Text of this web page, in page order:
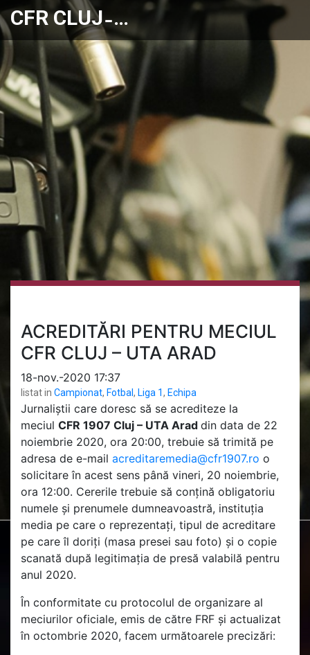
CFR CLUJ ̵ …
ACREDITĂRI PENTRU MECIUL
CFR CLUJ – UTA ARAD
18-nov.-2020 17:37
listat in Campionat, Fotbal , Liga 1, Echipa
Jurnaliștii care doresc să se acrediteze la
meciul CFR 1907 Cluj – UTA Arad din data de 22
noiembrie 2020, ora 20:00, trebuie să trimită pe
adresa de e-mail acreditaremedia@cfr1907.ro o
solicitare în acest sens până vineri, 20 noiembrie,
ora 12:00. Cererile trebuie să conțină obligatoriu
numele și prenumele dumneavoastră, instituția
media pe care o reprezentați, tipul de acreditare
pe care îl doriți (masa presei sau foto) și o copie
scanată după legitimația de presă valabilă pentru
anul 2020.
În conformitate cu protocolul de organizare al
meciurilor oficiale, emis de către FRF și actualizat
în octombrie 2020, facem următoarele precizări: